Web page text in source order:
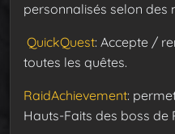
personnalisés selon des
QuickQuest: Accepte /
toutes les quêtes.
RaidAchievement:
Hauts-Faits des boss de